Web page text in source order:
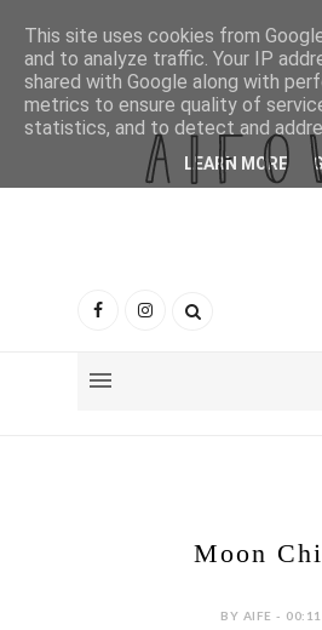
Moon
BY AIFE - 00:11
This site uses cookies from
and to analyze traffic. Your IP
shared with Google along with
metrics to ensure quality of
statistics, and to detect and
LEARN MORE